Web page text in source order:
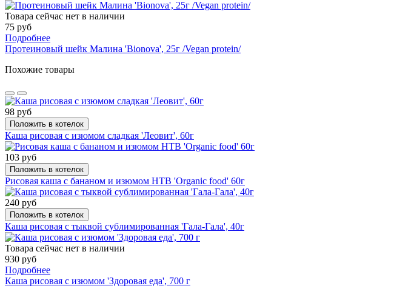
Товара сейчас нет в наличии
75 руб
Подробнее
Протеиновый шейк Малина 'Bionova', 25г /Vegan protein/
Похожие товары
98 руб
Положить в котелок
Каша рисовая с изюмом сладкая 'Леовит', 60г
103 руб
Положить в котелок
Рисовая каша с бананом и изюмом НТВ 'Organic food' 60г
240 руб
Положить в котелок
Каша рисовая с тыквой сублимированная 'Гала-Гала', 40г
Товара сейчас нет в наличии
930 руб
Подробнее
Каша рисовая с изюмом 'Здоровая еда', 700 г